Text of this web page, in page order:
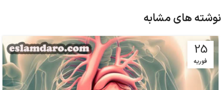
نوشته های مشابه
25
فوریه